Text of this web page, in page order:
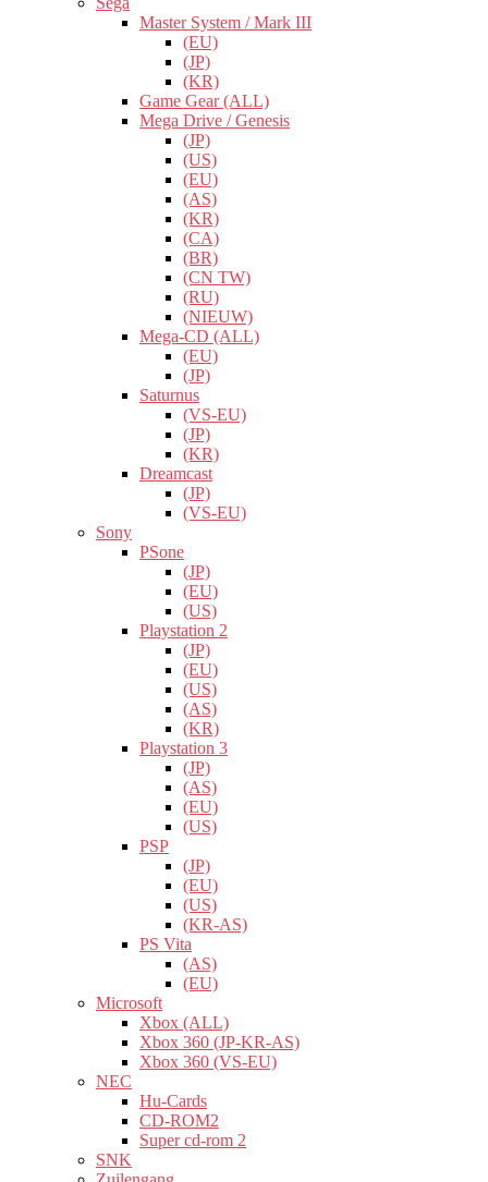
Master System / Mark III
(EU)
(JP)
(KR)
Game Gear (ALL)
Mega Drive / Genesis
(JP)
(US)
(EU)
(AS)
(KR)
(CA)
(BR)
(CN TW)
(RU)
(NIEUW)
Mega-CD (ALL)
(EU)
(JP)
Saturnus
(VS-EU)
(JP)
(KR)
Dreamcast
(JP)
(VS-EU)
Sony
PSone
(JP)
(EU)
(US)
Playstation 2
(JP)
(EU)
(US)
(AS)
(KR)
Playstation 3
(JP)
(AS)
(EU)
(US)
PSP
(JP)
(EU)
(US)
(KR-AS)
PS Vita
(AS)
(EU)
Microsoft
Xbox (ALL)
Xbox 360 (JP-KR-AS)
Xbox 360 (VS-EU)
NEC
Hu-Cards
CD-ROM2
Super cd-rom 2
SNK